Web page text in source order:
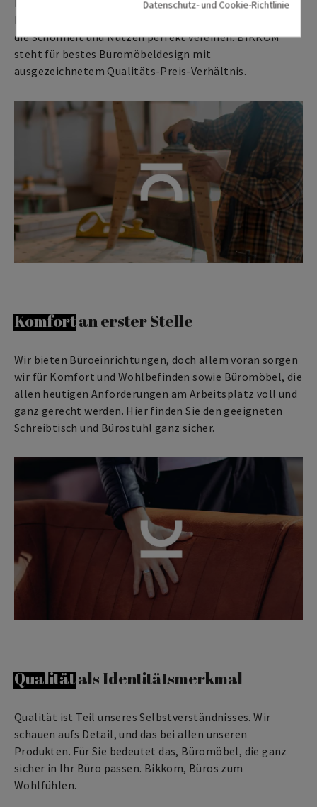
Die Marke für Büromöbel mit dem gewissen Etwas.
Design ist unserer Markenzeichen. Wir schaffen Objekte,
die Schönheit und Nutzen perfekt vereinen. BIKKOM
steht für bestes Büromöbeldesign mit
ausgezeichnetem Qualitäts-Preis-Verhältnis.
Komfortan erster Stelle
Wir bieten Büroeinrichtungen, doch allem voran sorgen
wir für Komfort und Wohlbefinden sowie Büromöbel, die
allen heutigen Anforderungen am Arbeitsplatz voll und
ganz gerecht werden. Hier finden Sie den geeigneten
Schreibtisch und Bürostuhl ganz sicher.
Qualitätals Identitätsmerkmal
Qualität ist Teil unseres Selbstverständnisses. Wir
schauen aufs Detail, und das bei allen unseren
Produkten. Für Sie bedeutet das, Büromöbel, die ganz
sicher in Ihr Büro passen. Bikkom, Büros zum
Wohlfühlen.
Datenschutz- und Cookie-Richtlinie